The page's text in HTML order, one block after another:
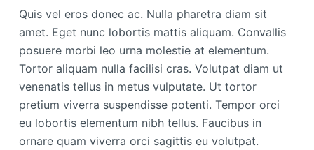
Quis vel eros donec ac. Nulla pharetra diam sit
amet. Eget nunc lobortis mattis aliquam. Convallis
posuere morbi leo urna molestie at elementum.
Tortor aliquam nulla facilisi cras. Volutpat diam ut
venenatis tellus in metus vulputate. Ut tortor
pretium viverra suspendisse potenti. Tempor orci
eu lobortis elementum nibh tellus. Faucibus in
ornare quam viverra orci sagittis eu volutpat.